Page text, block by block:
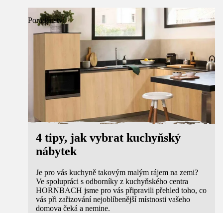
Poradenství
4 tipy, jak vybrat kuchyňský
nábytek
Je pro vás kuchyně takovým malým rájem na zemi?
Ve spolupráci s odborníky z kuchyňského centra
HORNBACH jsme pro vás připravili přehled toho, co
vás při zařizování nejoblíbenější místnosti vašeho
domova čeká a nemine.